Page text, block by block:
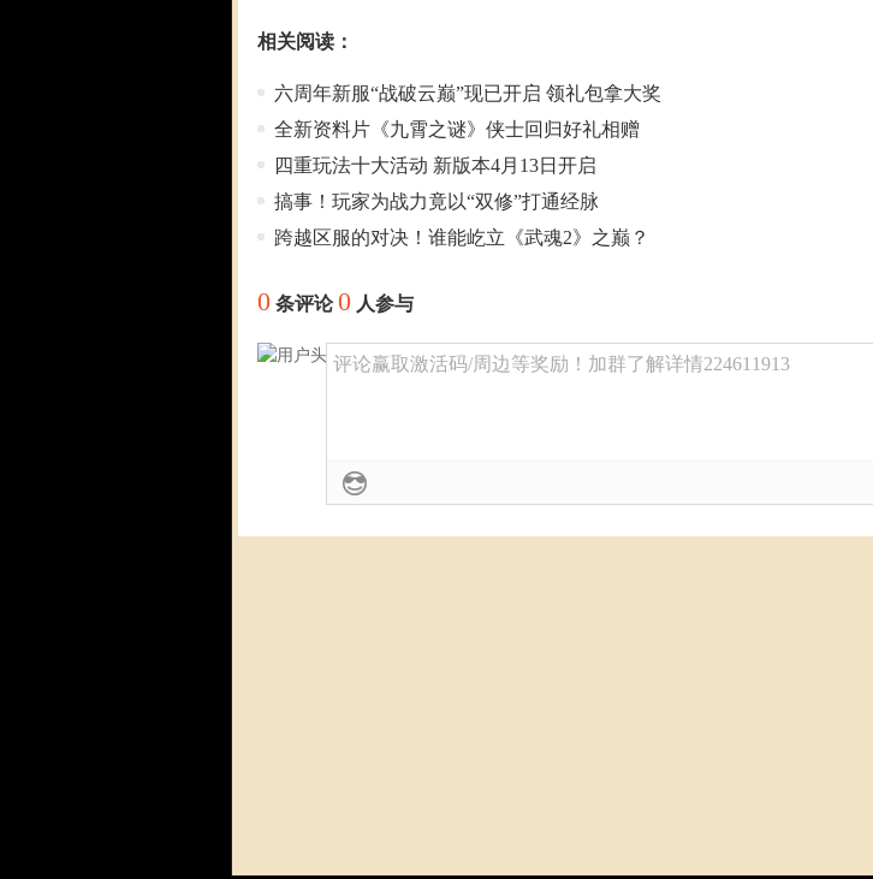
相关阅读：
六周年新服“战破云巅”现已开启 领礼包拿大奖
全新资料片《九霄之谜》侠士回归好礼相赠
四重玩法十大活动 新版本4月13日开启
搞事！玩家为战力竟以“双修”打通经脉
跨越区服的对决！谁能屹立《武魂2》之巅？
0 条评论0 人参与
评论赢取激活码/周边等奖励！加群了解详情224611913